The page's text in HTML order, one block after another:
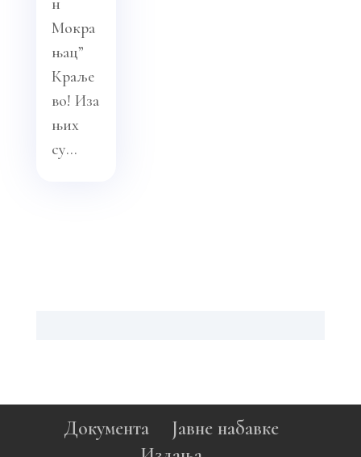
н
Мокра
њац”
Краље
во! Иза
њих
су...
Документа
Јавне набавке